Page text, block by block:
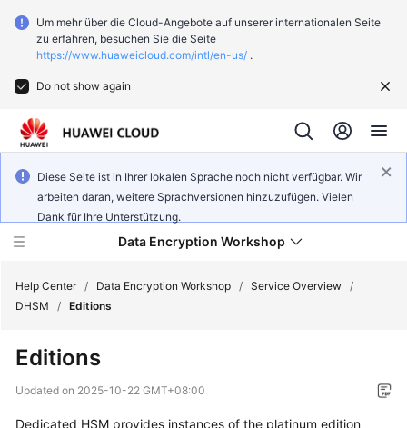
Um mehr über die Cloud-Angebote auf unserer internationalen Seite
zu erfahren, besuchen Sie die Seite
https://www.huaweicloud.com/intl/en-us/ .
Do not show again
Diese Seite ist in Ihrer lokalen Sprache noch nicht verfügbar. Wir
arbeiten daran, weitere Sprachversionen hinzuzufügen. Vielen
Dank für Ihre Unterstützung.
Data Encryption Workshop
New
Overview
Help Center / Data Encryption Workshop / Service Overview /
DHSM
/ Editions
Editions
Updated on 2025-10-22 GMT+08:00
Dedicated HSM provides instances of the platinum edition